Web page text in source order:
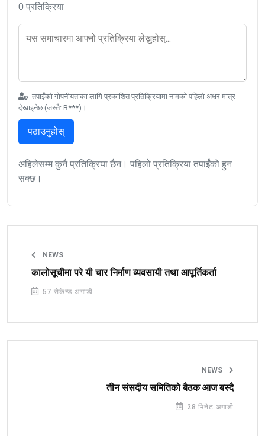
0 प्रतिक्रिया
तपाईंको गोपनीयताका लागि प्रकाशित प्रतिक्रियामा नामको पहिलो अक्षर मात्र
देखाइनेछ (जस्तै: B***)।
पठाउनुहोस्
अहिलेसम्म कुनै प्रतिक्रिया छैन। पहिलो प्रतिक्रिया तपाईंको हुन
सक्छ।
NEWS
कालोसूचीमा परे यी चार निर्माण व्यवसायी तथा आपूर्तिकर्ता
57 सेकेन्ड अगाडी
NEWS
तीन संसदीय समितिको बैठक आज बस्दै
28 मिनेट अगाडी